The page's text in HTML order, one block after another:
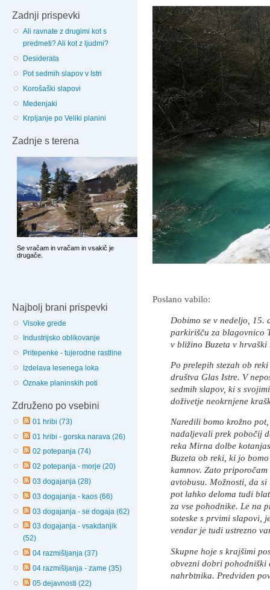
Zadnji prispevki
Ali ravnate z drugimi kot s
predmeti? Ali kot z ljudmi?
Desiderata
Pot sedmih slapov v Istri
Korošaški slapovi
Medenjaki
Krpljanje po Veliki planini
Zadnje s terena
Najbolj brani prispevki
Visoke grede
Industrijsko oblikovanje
Pritepenke - tujerodne rastline
Izdelava lesenega loka
Oznake planinskih poti
Združeno po vsebini
01 hribi (73)
01 hribi - gorska narava (26)
02 potepanja (74)
02 potepanja - morje (20)
03 dogajanja (28)
03 dogajanja - kaos (66)
03 dogajanja - se dogaja (62)
03 dogajanja - vsakdanjik
(52)
04 razmišljanja (37)
04 razmišljanja - zame (35)
05 dejavnosti (22)
Poslano vabilo:
Dobimo se v nedeljo, 15.
parkirišču za blagovnico
v bližino Buzeta v hrvaški
Po prelepih stezah ob
društva Glas Istre. V
sedmih slapov, ki s
doživetje neokrnjene
Naredili bomo krožno
nadaljevali prek pobočij
reka Mirna dolbe
Buzeta ob reki, ki jo
kamnov. Zato
avtobusu. Možnosti, da
pot lahko deloma tudi
za vse pohodnike. Le na
soteske s prvimi slapovi,
vendar je tudi ustrezno
Skupne hoje s krajšimi
obvezni dobri
nahrbtnika. Predviden